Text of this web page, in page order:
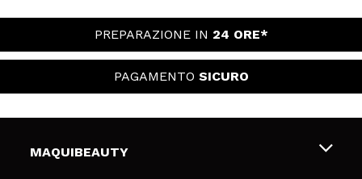
PREPARAZIONE IN 24 ORE*
PAGAMENTO SICURO
MAQUIBEAUTY